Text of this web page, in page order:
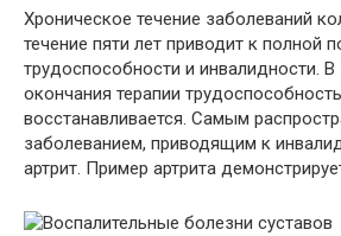
Хроническое течение заболеваний
течение пяти лет приводит к полной
трудоспособности и инвалидности. В
окончания терапии
восстанавливается. Самым
заболеванием, приводящим к
артрит. Пример артрита